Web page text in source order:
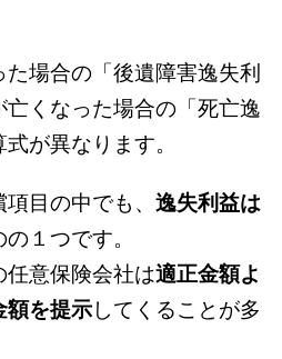
場合の「後遺障害逸失利
くなった場合の「死亡逸
が異なります。
項目の中でも、逸失利益は
の１つです。
任意保険会社は適正金額よ
額を提示してくることが多